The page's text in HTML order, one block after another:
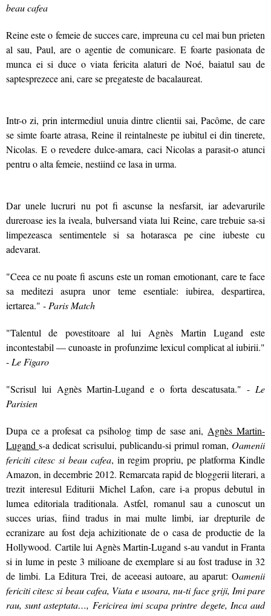
beau cafea
Reine este o femeie de succes care, impreuna cu cel mai bun prieten
al sau, Paul, are o agentie de comunicare. E foarte pasionata de
munca ei si duce o viata fericita alaturi de Noé, baiatul sau de
saptesprezece ani, care se pregateste de bacalaureat.
Intr-o zi, prin intermediul unuia dintre clientii sai, Pacôme, de care
se simte foarte atrasa, Reine il reintalneste pe iubitul ei din tinerete,
Nicolas. E o revedere dulce-amara, caci Nicolas a parasit-o atunci
pentru o alta femeie, nestiind ce lasa in urma.
Dar unele lucruri nu pot fi ascunse la nesfarsit, iar adevarurile
dureroase ies la iveala, bulversand viata lui Reine, care trebuie sa-si
limpezeasca sentimentele si sa hotarasca pe cine iubeste cu
adevarat.
"Ceea ce nu poate fi ascuns este un roman emotionant, care te face
sa meditezi asupra unor teme esentiale: iubirea, despartirea,
iertarea." - Paris Match
"Talentul de povestitoare al lui Agnès Martin Lugand este
incontestabil — cunoaste in profunzime lexicul complicat al iubirii."
- Le Figaro
"Scrisul lui Agnès Martin-Lugand e o forta descatusata." - Le
Parisien
Dupa ce a profesat ca psiholog timp de sase ani, Agnès Martin-
Lugand s-a dedicat scrisului, publicandu-si primul roman, Oamenii
fericiti citesc si beau cafea, in regim propriu, pe platforma Kindle
Amazon, in decembrie 2012. Remarcata rapid de bloggerii literari, a
trezit interesul Editurii Michel Lafon, care i-a propus debutul in
lumea editoriala traditionala. Astfel, romanul sau a cunoscut un
succes urias, fiind tradus in mai multe limbi, iar drepturile de
ecranizare au fost deja achizitionate de o casa de productie de la
Hollywood. Cartile lui Agnès Martin-Lugand s-au vandut in Franta
si in lume in peste 3 milioane de exemplare si au fost traduse in 32
de limbi. La Editura Trei, de aceeasi autoare, au aparut: Oamenii
fericiti citesc si beau cafea, Viata e usoara, nu-ti face griji, Imi pare
rau, sunt asteptata…, Fericirea imi scapa printre degete, Inca aud